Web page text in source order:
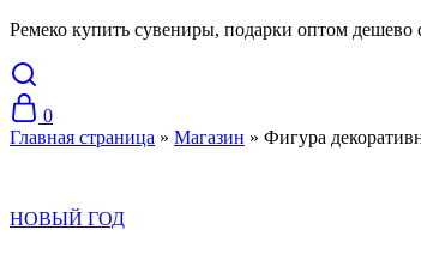
Ремеко купить сувениры, подарки оптом дешево
0
Главная страница » Магазин » Фигура
НОВЫЙ ГОД